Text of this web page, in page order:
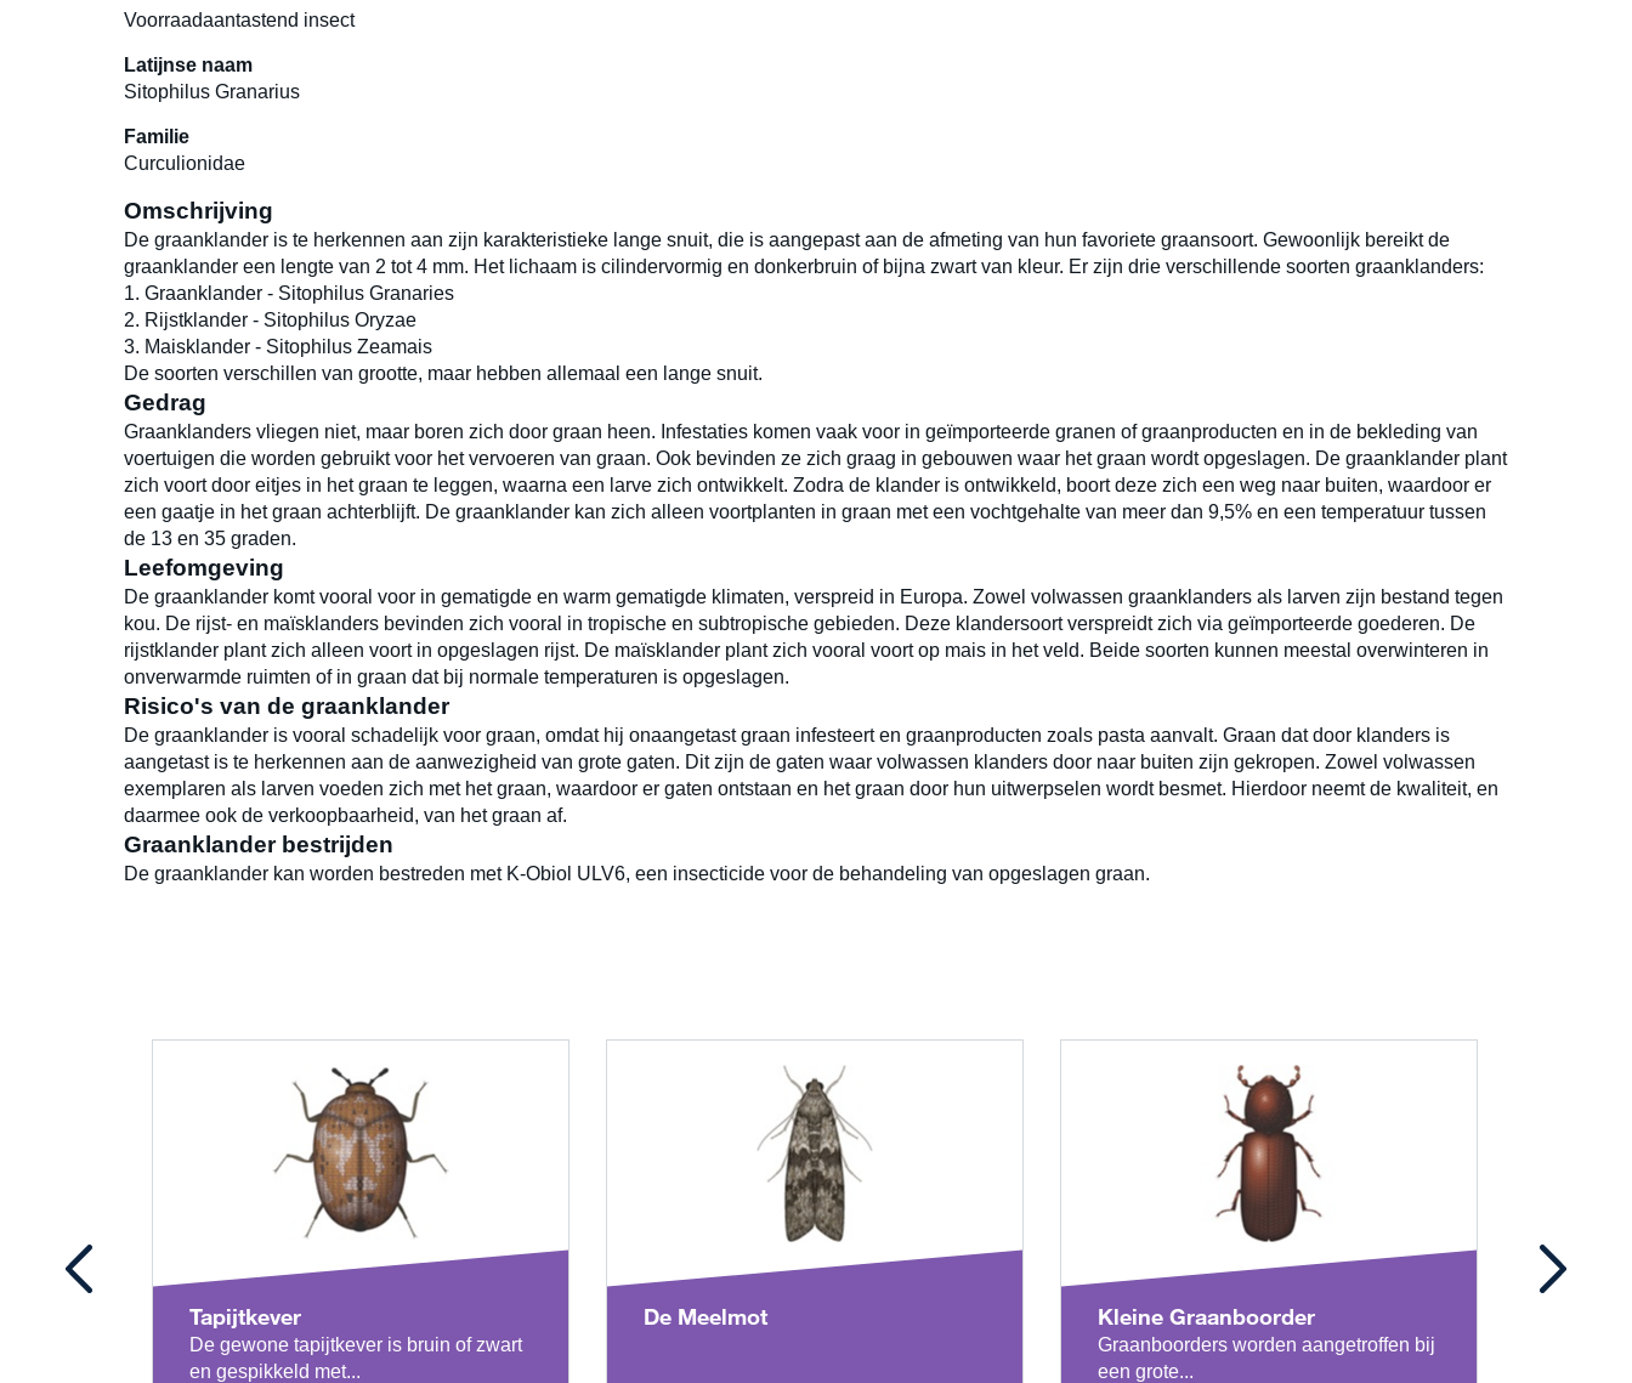
Voorraadaantastend insect
Latijnse naam
Sitophilus Granarius
Familie
Curculionidae
Omschrijving
De graanklander is te herkennen aan zijn karakteristieke lange snuit, die is aangepast aan de afmeting van hun favoriete graansoort. Gewoonlijk bereikt de
graanklander een lengte van 2 tot 4 mm. Het lichaam is cilindervormig en donkerbruin of bijna zwart van kleur. Er zijn drie verschillende soorten graanklanders:
1. Graanklander - Sitophilus Granaries
2. Rijstklander - Sitophilus Oryzae
3. Maisklander - Sitophilus Zeamais
De soorten verschillen van grootte, maar hebben allemaal een lange snuit.
Gedrag
Graanklanders vliegen niet, maar boren zich door graan heen. Infestaties komen vaak voor in geïmporteerde granen of graanproducten en in de bekleding van
voertuigen die worden gebruikt voor het vervoeren van graan. Ook bevinden ze zich graag in gebouwen waar het graan wordt opgeslagen. De graanklander plant
zich voort door eitjes in het graan te leggen, waarna een larve zich ontwikkelt. Zodra de klander is ontwikkeld, boort deze zich een weg naar buiten, waardoor er
een gaatje in het graan achterblijft. De graanklander kan zich alleen voortplanten in graan met een vochtgehalte van meer dan 9,5% en een temperatuur tussen
de 13 en 35 graden.
Leefomgeving
De graanklander komt vooral voor in gematigde en warm gematigde klimaten, verspreid in Europa. Zowel volwassen graanklanders als larven zijn bestand tegen
kou. De rijst- en maïsklanders bevinden zich vooral in tropische en subtropische gebieden. Deze klandersoort verspreidt zich via geïmporteerde goederen. De
rijstklander plant zich alleen voort in opgeslagen rijst. De maïsklander plant zich vooral voort op mais in het veld. Beide soorten kunnen meestal overwinteren in
onverwarmde ruimten of in graan dat bij normale temperaturen is opgeslagen.
Risico's van de graanklander
De graanklander is vooral schadelijk voor graan, omdat hij onaangetast graan infesteert en graanproducten zoals pasta aanvalt. Graan dat door klanders is
aangetast is te herkennen aan de aanwezigheid van grote gaten. Dit zijn de gaten waar volwassen klanders door naar buiten zijn gekropen. Zowel volwassen
exemplaren als larven voeden zich met het graan, waardoor er gaten ontstaan en het graan door hun uitwerpselen wordt besmet. Hierdoor neemt de kwaliteit, en
daarmee ook de verkoopbaarheid, van het graan af.
Graanklander bestrijden
De graanklander kan worden bestreden met K-Obiol ULV6, een insecticide voor de behandeling van opgeslagen graan.
Tapijtkever
De gewone tapijtkever is bruin of zwart
en gespikkeld met...
De Meelmot Kleine Graanboorder
Graanboorders worden aangetroffen bij
een grote...